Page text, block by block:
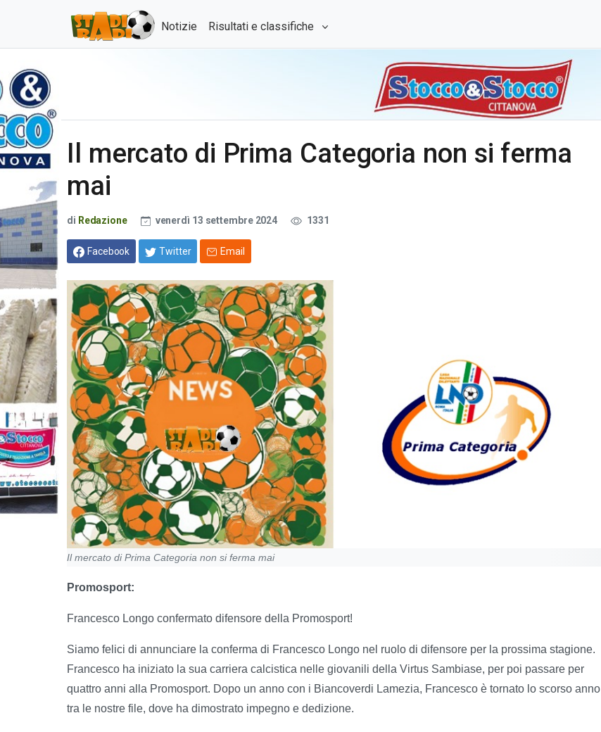
Notizie Risultati e classifiche
Il mercato di Prima Categoria non si ferma
mai
di Redazione venerdì 13 settembre 2024 1331
Facebook Twitter Email
Il mercato di Prima Categoria non si ferma mai
Promosport:
Francesco Longo confermato difensore della Promosport!
Siamo felici di annunciare la conferma di Francesco Longo nel ruolo di difensore per la prossima stagione.
Francesco ha iniziato la sua carriera calcistica nelle giovanili della Virtus Sambiase, per poi passare per
quattro anni alla Promosport. Dopo un anno con i Biancoverdi Lamezia, Francesco è tornato lo scorso anno
tra le nostre file, dove ha dimostrato impegno e dedizione.